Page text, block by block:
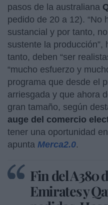
pasos de la australiana
pedido de 20 a 12). “No
sustancial y por tanto,
sustente la
tanto, deben “ser
“mucho esfuerzo y
programa que desde el
arriesgada y que ahora
gran tamaño, según
auge del comercio
tener una oportunidad
apunta Merca2.0.
Fin del A380
Emirates y